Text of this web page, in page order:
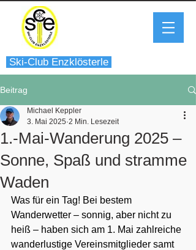
Ski-Club Enzklösterle
Beitrag
1.-Mai-Wanderung 2025 –
Sonne, Spaß und stramme
Waden
Michael Keppler
3. Mai 2025 2 Min. Lesezeit
Was für ein Tag! Bei bestem
Wanderwetter – sonnig, aber nicht zu
heiß – haben sich am 1. Mai zahlreiche
wanderlustige Vereinsmitglieder samt